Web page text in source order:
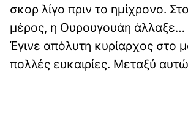
σκορ λίγο πριν το ημίχρονο.
μέρος, η Ουρουγουάη άλλαξε…
Έγινε απόλυτη κυρίαρχος στο
πολλές ευκαιρίες. Μεταξύ